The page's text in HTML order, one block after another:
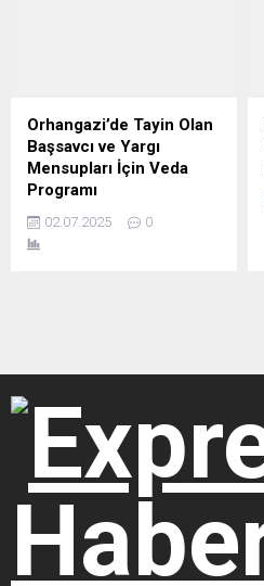
Orhangazi’de Tayin Olan
Başsavcı ve Yargı
Mensupları İçin Veda
Programı
02.07.2025 0